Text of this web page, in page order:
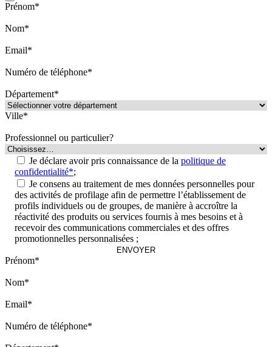
Prénom*
Nom*
Email*
Numéro de téléphone*
Département*
Ville*
Professionnel ou particulier?
Je déclare avoir pris connaissance de la politique de
confidentialité*;
Je consens au traitement de mes données personnelles pour
des activités de profilage afin de permettre l’établissement de
profils individuels ou de groupes, de manière à accroître la
réactivité des produits ou services fournis à mes besoins et à
recevoir des communications commerciales et des offres
promotionnelles personnalisées ;
Prénom*
Nom*
Email*
Numéro de téléphone*